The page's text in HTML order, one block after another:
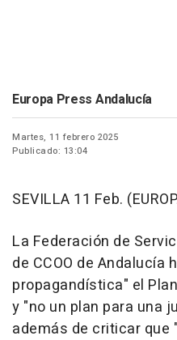
Europa Press Andalucía
Martes, 11 febrero 2025
Publicado: 13:04
SEVILLA 11 Feb.
La Federación de
de CCOO de
propagandística" el
y "no un plan para una
además de criticar que